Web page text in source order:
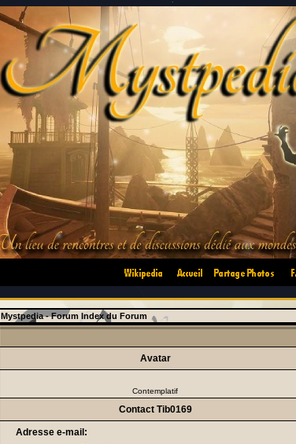
•
Mystpedia - Forum Index du Forum
Avatar
Contemplatif
Contact Tib0169
Adresse e-mail: